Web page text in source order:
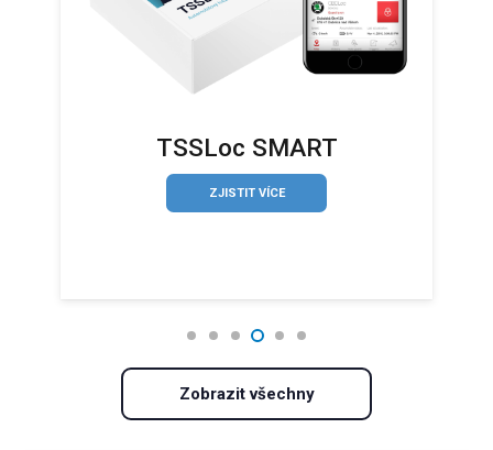
TSSLoc SMART
ZJISTIT VÍCE
Zobrazit všechny